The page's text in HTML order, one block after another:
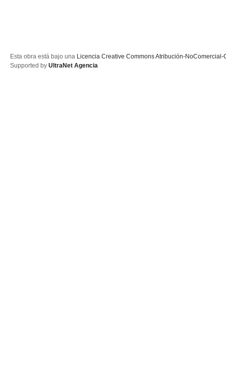
Esta obra está bajo una Licencia Creative Commons Atribución-
Supported by UltraNet Agencia